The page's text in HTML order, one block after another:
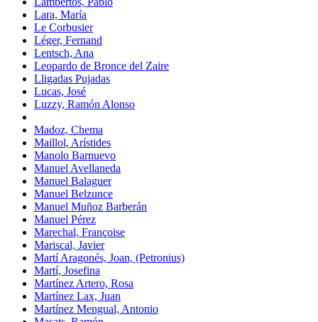
Lara, María
Le Corbusier
Léger, Fernand
Lentsch, Ana
Leopardo de Bronce del Zaire
Lligadas Pujadas
Lucas, José
Luzzy, Ramón Alonso
Madoz, Chema
Maillol, Arístides
Manolo Barnuevo
Manuel Avellaneda
Manuel Balaguer
Manuel Belzunce
Manuel Muñoz Barberán
Manuel Pérez
Marechal, Françoise
Mariscal, Javier
Martí Aragonés, Joan, (Petronius)
Martí, Josefina
Martínez Artero, Rosa
Martínez Lax, Juan
Martínez Mengual, Antonio